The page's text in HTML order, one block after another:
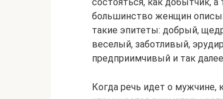
большинство женщин
такие эпитеты: добрый,
веселый, заботливый,
предприимчивый и так
Когда речь идет о мужчине,